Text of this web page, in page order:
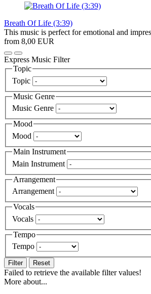
Breath Of Life (3:39)
This music is perfect for emotional and
from 8,00 EUR
Express Music Filter
Topic
Topic
Music Genre
Music Genre
Mood
Mood
Main Instrument
Main Instrument
Arrangement
Arrangement
Vocals
Vocals
Tempo
Tempo
Filter Reset
Failed to retrieve the available filter values!
More about...